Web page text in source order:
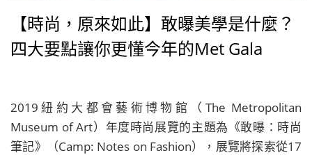
【時尚，原來如此】敢曝美學是什麼？
四大要點讓你更懂今年的Met Gala
2019紐約大都會藝術博物館（The Metropolitan
Museum of Art）年度時尚展覽的主題為《敢曝：時尚
筆記》（Camp: Notes on Fashion），展覽將探索從17